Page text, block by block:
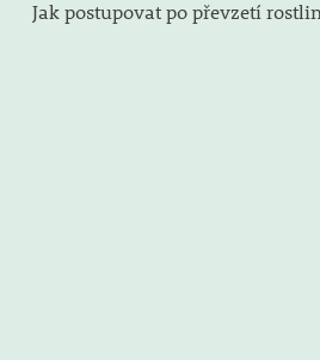
Jak postupovat po převzetí rostlin